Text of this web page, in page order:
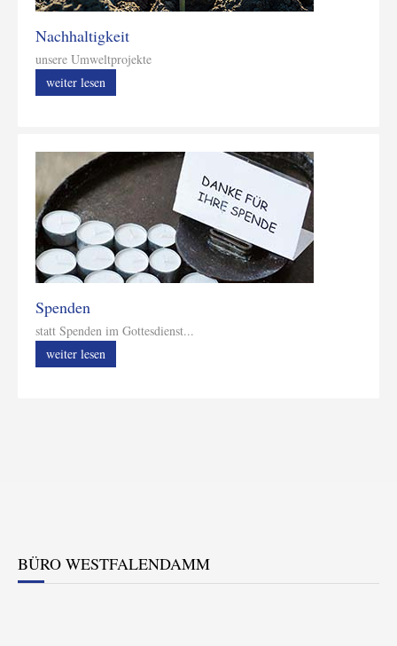
Nachhaltigkeit
unsere Umweltprojekte
weiter lesen
Spenden
statt Spenden im Gottesdienst...
weiter lesen
BÜRO WESTFALENDAMM